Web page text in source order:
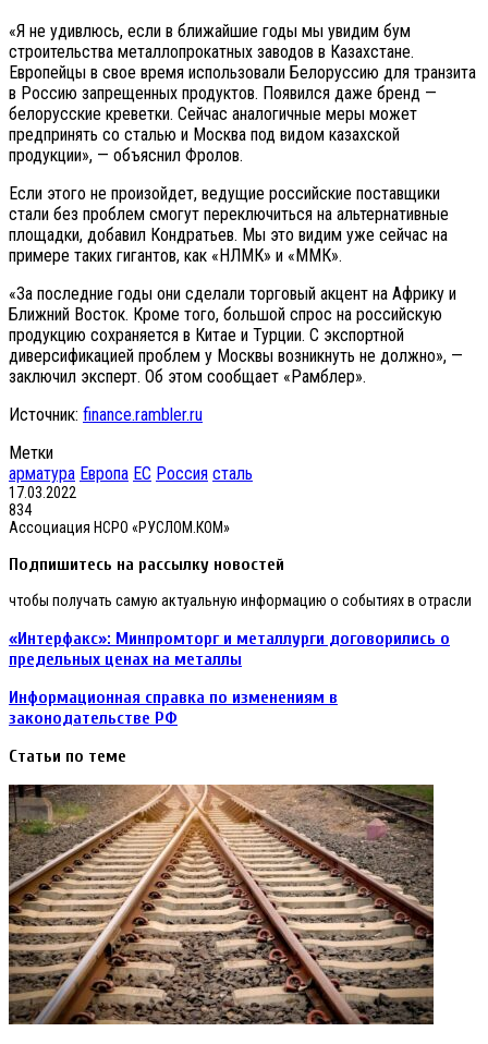
«Я не удивлюсь, если в ближайшие годы мы увидим бум
строительства металлопрокатных заводов в Казахстане.
Европейцы в свое время использовали Белоруссию для транзита
в Россию запрещенных продуктов. Появился даже бренд —
белорусские креветки. Сейчас аналогичные меры может
предпринять со сталью и Москва под видом казахской
продукции», — объяснил Фролов.
Если этого не произойдет, ведущие российские поставщики
стали без проблем смогут переключиться на альтернативные
площадки, добавил Кондратьев. Мы это видим уже сейчас на
примере таких гигантов, как «НЛМК» и «ММК».
«За последние годы они сделали торговый акцент на Африку и
Ближний Восток. Кроме того, большой спрос на российскую
продукцию сохраняется в Китае и Турции. С экспортной
диверсификацией проблем у Москвы возникнуть не должно», —
заключил эксперт. Об этом сообщает «Рамблер».
Источник: finance.rambler.ru
Метки
арматура Европа ЕС Россия сталь
17.03.2022
834
Ассоциация НСРО «РУСЛОМ.КОМ»
Подпишитесь на рассылку новостей
чтобы получать самую актуальную информацию о событиях в отрасли
«Интерфакс»: Минпромторг и металлурги договорились о
предельных ценах на металлы
Информационная справка по изменениям в
законодательстве РФ
Статьи по теме